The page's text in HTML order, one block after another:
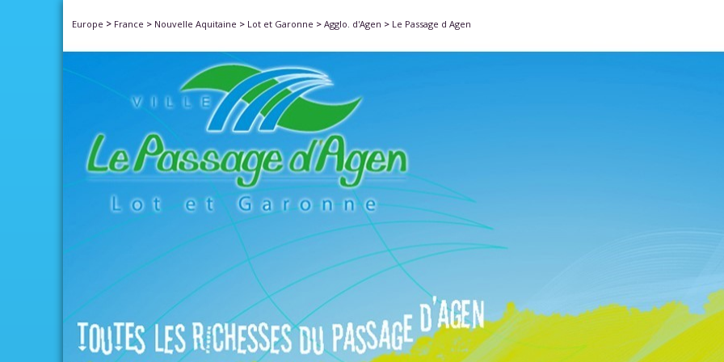
Europe > France > Nouvelle Aquitaine > Lot et Garonne > Agglo. d'Agen > Le Passage d Agen